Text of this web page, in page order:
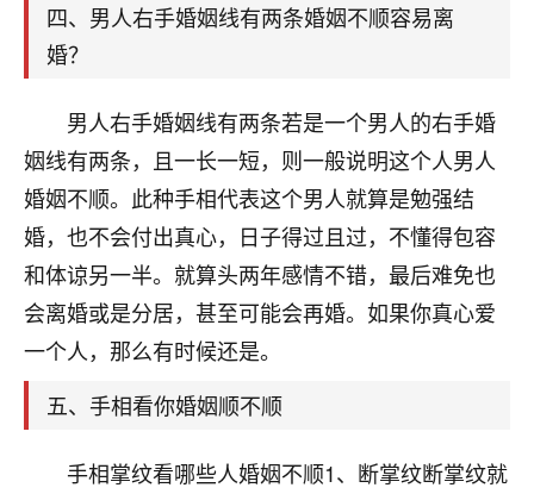
四、男人右手婚姻线有两条婚姻不顺容易离
婚？
男人右手婚姻线有两条若是一个男人的右手婚
姻线有两条，且一长一短，则一般说明这个人男人
婚姻不顺。此种手相代表这个男人就算是勉强结
婚，也不会付出真心，日子得过且过，不懂得包容
和体谅另一半。就算头两年感情不错，最后难免也
会离婚或是分居，甚至可能会再婚。如果你真心爱
一个人，那么有时候还是。
五、手相看你婚姻顺不顺
手相掌纹看哪些人婚姻不顺1、断掌纹断掌纹就
17分钟前 来自湖北
心若莲花
一家，要么生意不好，生意好的就出事。前些年攒的
家底快败光了，真是倒霉！我也想找人看看到底怎么
回事？
鹿森：你可以找老师看看，人有时不服命不行
啊！
太阳当空赵
：我也做餐饮的，生意不算大，但
是我从找店开始都是找慧来老师跟进的，选
址、风水、还有开业日子，哪哪都看了，虽然
刚找老师做了补财库，希望财运更好一点！
2小时前 来自海南 18